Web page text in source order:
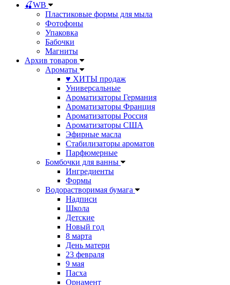
🍒WB
Пластиковые формы для мыла
Фотофоны
Упаковка
Бабочки
Магниты
Архив товаров
Ароматы
♥ ХИТЫ продаж
Универсальные
Ароматизаторы Германия
Ароматизаторы Франция
Ароматизаторы Россия
Ароматизаторы США
Эфирные масла
Стабилизаторы ароматов
Парфюмерные
Бомбочки для ванны
Ингредиенты
Формы
Водорастворимая бумага
Надписи
Школа
Детские
Новый год
8 марта
День матери
23 февраля
9 мая
Пасха
Орнамент